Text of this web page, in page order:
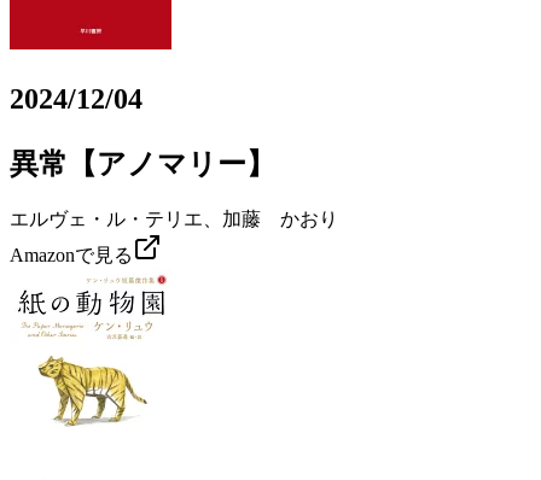
2024/12/04
異常【アノマリー】
エルヴェ・ル・テリエ、加藤 かおり
Amazonで見る